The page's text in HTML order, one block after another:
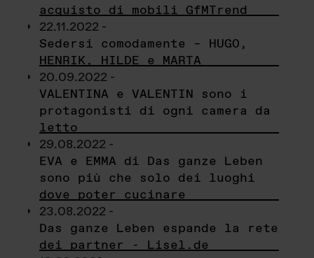
acquisto di mobili GfMTrend
22.11.2022 -
Sedersi comodamente – HUGO,
HENRIK, HILDE e MARTA
20.09.2022 -
VALENTINA e VALENTIN sono i
protagonisti di ogni camera da
letto
29.08.2022 -
EVA e EMMA di Das ganze Leben
sono più che solo dei luoghi
dove poter cucinare
23.08.2022 -
Das ganze Leben espande la rete
dei partner - Lisel.de